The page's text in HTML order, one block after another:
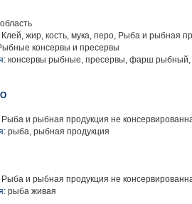
Клей, жир, кость, мука, перо, Рыба и рыбная
консервы и пресервы
консервы рыбные, пресервы, фарш рыбный,
Рыба и рыбная продукция не
рыба, рыбная продукция
Рыба и рыбная продукция не
рыба живая